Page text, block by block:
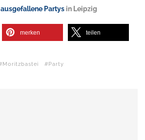
ausgefallene Partys in Leipzig
merken teilen
Moritzbastei Party